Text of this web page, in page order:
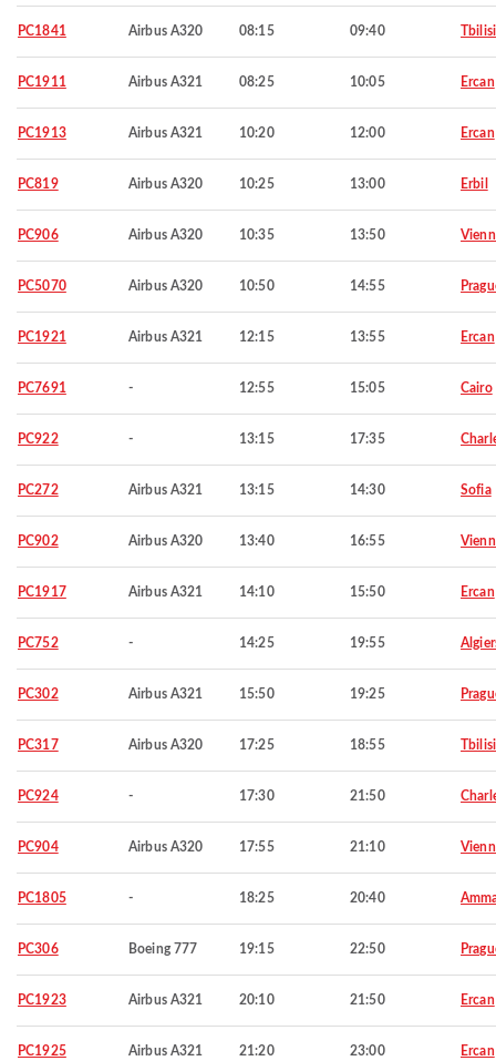
PC1841 Airbus A320 08:15 09:40 Tbilisi
PC1911 Airbus A321 08:25 10:05 Ercan
PC1913 Airbus A321 10:20 12:00 Ercan
PC819 Airbus A320 10:25 13:00 Erbil
PC906 Airbus A320 10:35 13:50
PC5070 Airbus A320 10:50 14:55
PC1921 Airbus A321 12:15 13:55 Ercan
PC7691 - 12:55 15:05 Cairo
PC922 - 13:15 17:35
PC272 Airbus A321 13:15 14:30 Sofia
PC902 Airbus A320 13:40 16:55
PC1917 Airbus A321 14:10 15:50 Ercan
PC752 - 14:25 19:55
PC302 Airbus A321 15:50 19:25
PC317 Airbus A320 17:25 18:55 Tbilisi
PC924 - 17:30 21:50
PC904 Airbus A320 17:55 21:10
PC1805 - 18:25 20:40
PC306 Boeing 777 19:15 22:50
PC1923 Airbus A321 20:10 21:50 Ercan
PC1925 Airbus A321 21:20 23:00 Ercan